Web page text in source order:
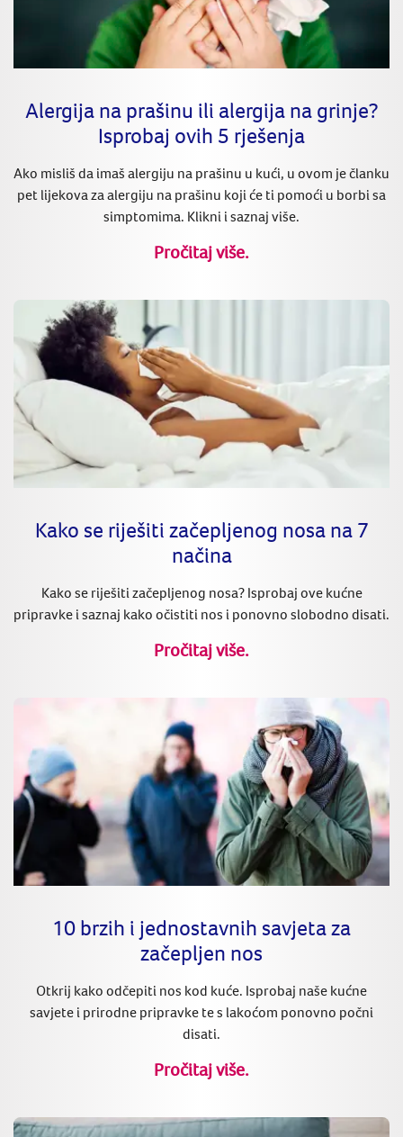
Alergija na prašinu ili alergija na grinje?
Isprobaj ovih 5 rješenja
Ako misliš da imaš alergiju na prašinu u kući, u ovom je članku
pet lijekova za alergiju na prašinu koji će ti pomoći u borbi sa
simptomima. Klikni i saznaj više.
Pročitaj više.
Kako se riješiti začepljenog nosa na 7
načina
Kako se riješiti začepljenog nosa? Isprobaj ove kućne
pripravke i saznaj kako očistiti nos i ponovno slobodno disati.
Pročitaj više.
10 brzih i jednostavnih savjeta za
začepljen nos
Otkrij kako odčepiti nos kod kuće. Isprobaj naše kućne
savjete i prirodne pripravke te s lakoćom ponovno počni
disati.
Pročitaj više.